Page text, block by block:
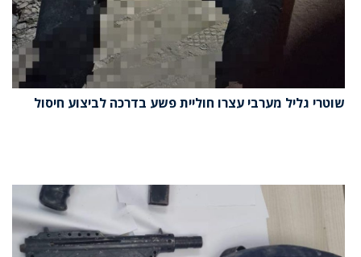
שוטרי גליל מערבי עצרו חוליית פשע בדרכה לביצוע חיסול